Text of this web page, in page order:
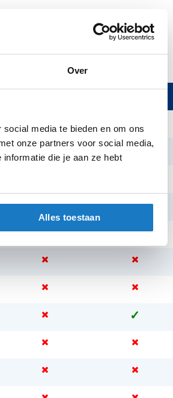
Over
media te bieden en om ons
onze partners voor social media,
die je aan ze hebt
Alles toestaan